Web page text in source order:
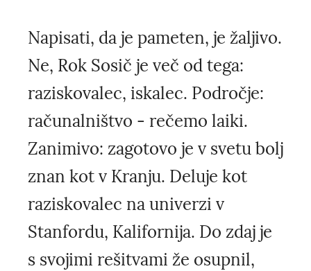
Napisati, da je pameten, je žaljivo.
Ne, Rok Sosič je več od tega:
raziskovalec, iskalec. Področje:
računalništvo - rečemo laiki.
Zanimivo: zagotovo je v svetu bolj
znan kot v Kranju. Deluje kot
raziskovalec na univerzi v
Stanfordu, Kalifornija. Do zdaj je
s svojimi rešitvami že osupnil,